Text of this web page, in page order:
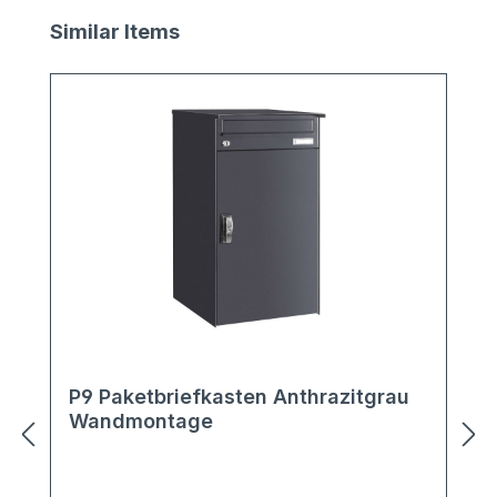
Produktgalerie überspringen
Similar Items
P9 Paketbriefkasten Anthrazitgrau
Wandmontage